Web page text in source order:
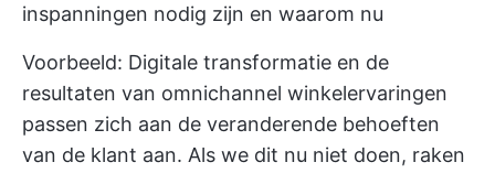
inspanningen nodig zijn en waarom nu
Voorbeeld: Digitale transformatie en de
resultaten van omnichannel winkelervaringen
passen zich aan de veranderende behoeften
van de klant aan. Als we dit nu niet doen, raken